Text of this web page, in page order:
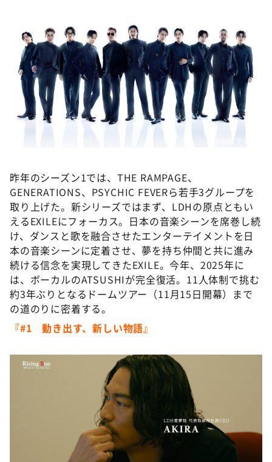
朝だ！生です旅サラダ
教えて！ニュースライブ 正義のミカタ
ＬＩＦＥ～夢のカタチ～
新婚さんいらっしゃい！
ポツンと一軒家
アナ回覧板
©️ABCテレビ
昨年のシーズン1では、THE RAMPAGE、
GENERATIONS、PSYCHIC FEVERら若手3グループを
取り上げた。新シリーズではまず、LDHの原点ともい
えるEXILEにフォーカス。日本の音楽シーンを席巻し続
け、ダンスと歌を融合させたエンターテイメントを日
本の音楽シーンに定着させ、夢を持ち仲間と共に進み
続ける信念を実現してきたEXILE。今年、2025年に
は、ボーカルのATSUSHIが完全復活。11人体制で挑む
約3年ぶりとなるドームツアー（11月15日開幕）まで
の道のりに密着する。
『#1 動き出す、新しい物語』